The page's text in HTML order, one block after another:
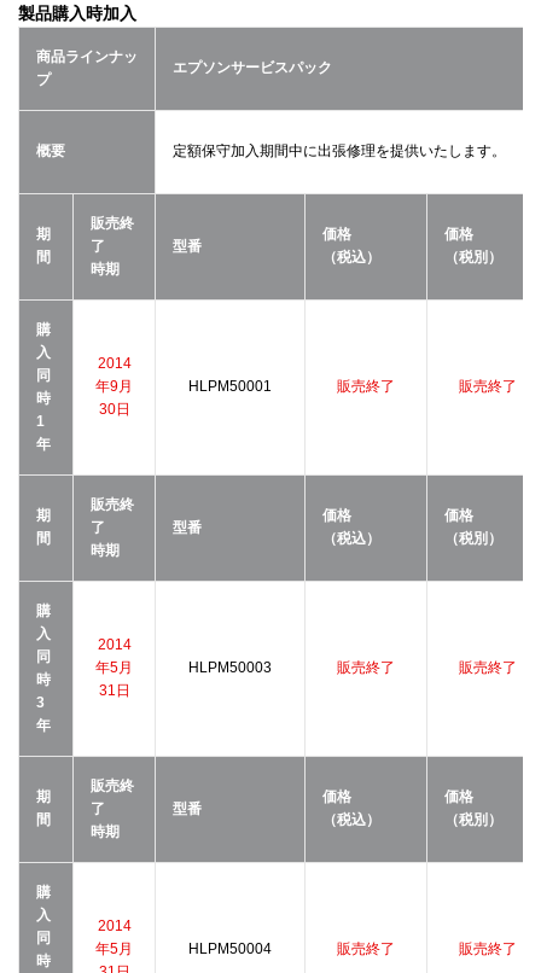
製品購入時加入
商品ラインナッ
プ
エプソンサービスパック
概要 定額保守加入期間中に出張修理を提供いたします。
期
間
販売終
了
時期
型番
価格
（税込）
価格
（税別）
購
入
同
時
1
年
2014
年9月
30日
HLPM50001 販売終了 販売終了
期
間
販売終
了
時期
型番
価格
（税込）
価格
（税別）
購
入
同
時
3
年
2014
年5月
31日
HLPM50003 販売終了 販売終了
期
間
販売終
了
時期
型番
価格
（税込）
価格
（税別）
購
入
同
時
2014
年5月
HLPM50004 販売終了 販売終了